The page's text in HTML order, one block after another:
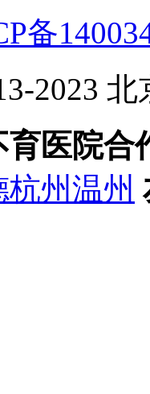
备
2023
医院合
杭州温州